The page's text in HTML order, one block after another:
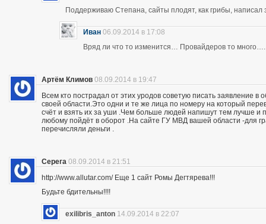
Поддерживаю Степана, сайты плодят, как грибы,
Иван 06.09.2014 в 17:08
Вряд ли что то изменится… Провайдеров то много….
Артём Климов 08.09.2014 в 19:47
Всем кто пострадал от этих уродов советую писать заявление
своей области.Это одни и те же лица по номеру на который
счёт и взять их за уши .Чем больше людей напишут тем лучше и
любому пойдёт в оборот .На сайте ГУ МВД вашей области -для
перечисляли деньги .
Серега 08.09.2014 в 21:51
http://www.allutar.com/ Еще 1 сайт Ромы Дегтярева!!!
Будьте бдительны!!!!
exilibris_anton 14.09.2014 в 22:07